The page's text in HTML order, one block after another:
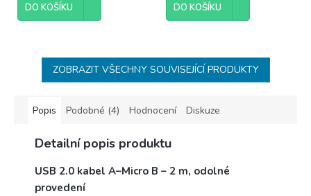
DO KOŠÍKU DO KOŠÍKU
ZOBRAZIT VŠECHNY SOUVISEJÍCÍ PRODUKTY
Popis Podobné (4) Hodnocení Diskuze
Detailní popis produktu
USB 2.0 kabel A–Micro B – 2 m, odolné
provedení